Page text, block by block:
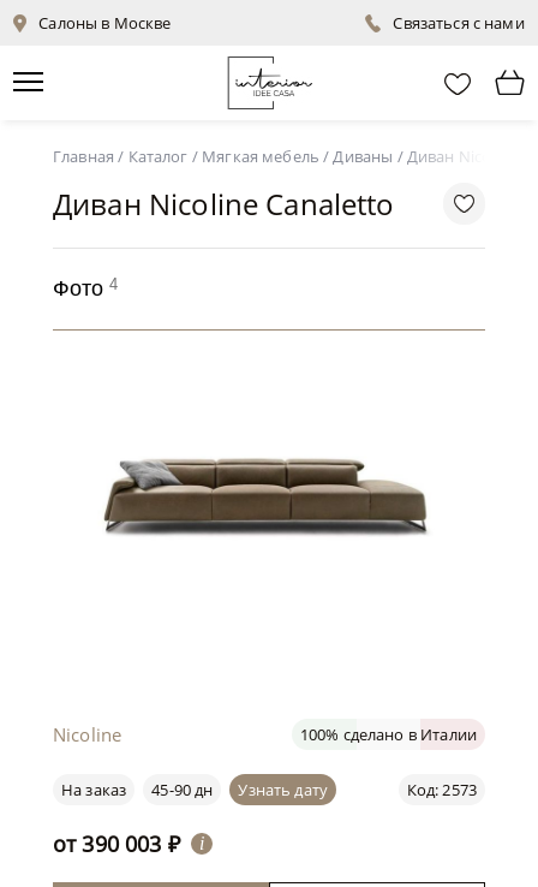
Салоны в Москве Связаться с нами
Главная / Каталог / Мягкая мебель /Диваны /Диван Nicoline
Диван Nicoline Canaletto
Фото 4
Nicoline 100% сделано в Италии
Код: 2573
На заказ 45-90 дн Узнать дату
от390 003 ₽ i